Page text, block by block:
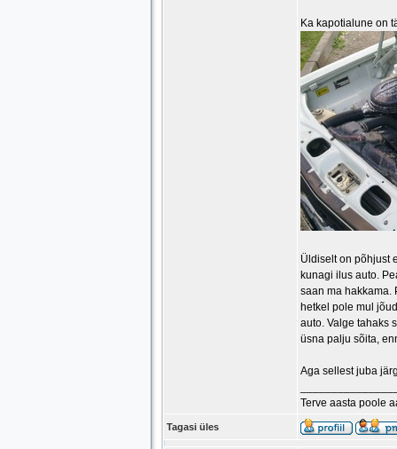
Ka kapotialune on
Üldiselt on põhjust
kunagi ilus auto.
saan ma hakkama.
hetkel pole mul
auto. Valge tahaks
üsna palju sõita,
Aga sellest juba
Terve aasta poole
Tagasi üles